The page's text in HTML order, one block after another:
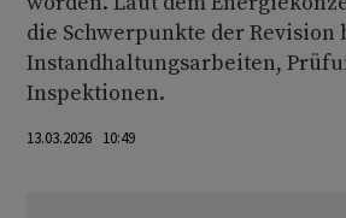
die Schwerpunkte der Revision
Instandhaltungsarbeiten,
Inspektionen.
13.03.2026 10:49